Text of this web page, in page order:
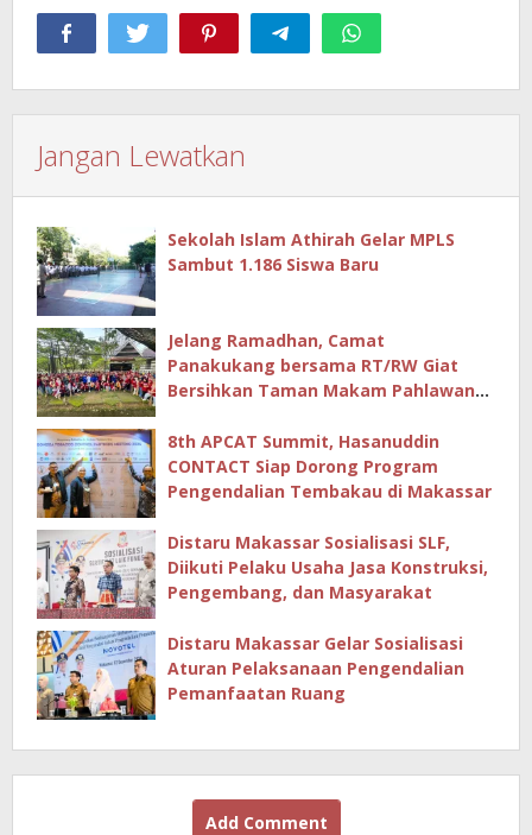
Jangan Lewatkan
Sekolah Islam Athirah Gelar MPLS
Sambut 1.186 Siswa Baru
Jelang Ramadhan, Camat
Panakukang bersama RT/RW Giat
Bersihkan Taman Makam Pahlawan
8th APCAT Summit, Hasanuddin
CONTACT Siap Dorong Program
Pengendalian Tembakau di Makassar
Distaru Makassar Sosialisasi SLF,
Diikuti Pelaku Usaha Jasa Konstruksi,
Pengembang, dan Masyarakat
Distaru Makassar Gelar Sosialisasi
Aturan Pelaksanaan Pengendalian
Pemanfaatan Ruang
Add Comment